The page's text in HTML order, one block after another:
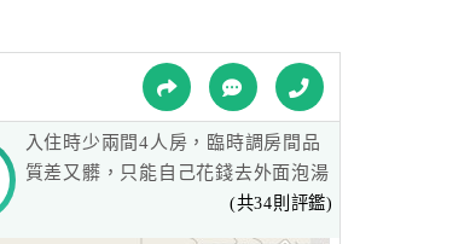
入住時少兩間4人房，臨時調房間品
質差又髒，只能自己花錢去外面泡湯
(共34則評鑑)